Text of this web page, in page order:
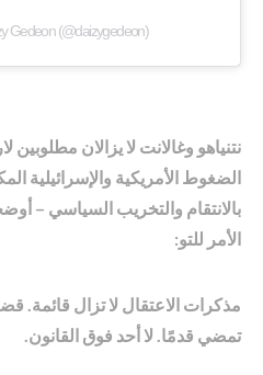
Gedeon (@daizygedeon)
نتنياهو وغالانت لا يزالان
الضغوط الأمريكية والإسرائيلية
بالانتقام والتخريب السياسي –
الأمر للتو:
مذكرات الاعتقال لا تزال قائمة.
تمضي قدمًا. لا أحد فوق القانون.